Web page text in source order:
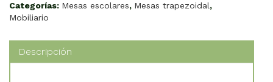
Categorías: Mesas escolares, Mesas trapezoidal,
Mobiliario
Descripción